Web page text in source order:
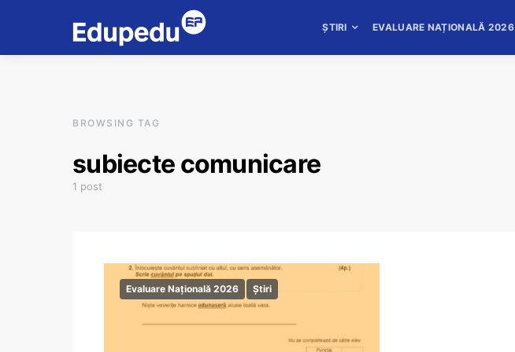
ȘTIRI EVALUARE NAȚIONALĂ 2026
BROWSING TAG
subiecte comunicare
1 post
Evaluare Națională 2026 Știri